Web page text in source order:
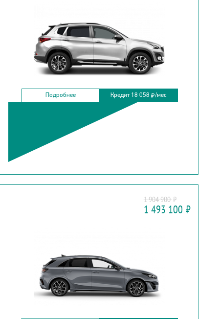
Подробнее Кредит 18 058 ₽/мес
1 904 900₽
1 493 100 ₽